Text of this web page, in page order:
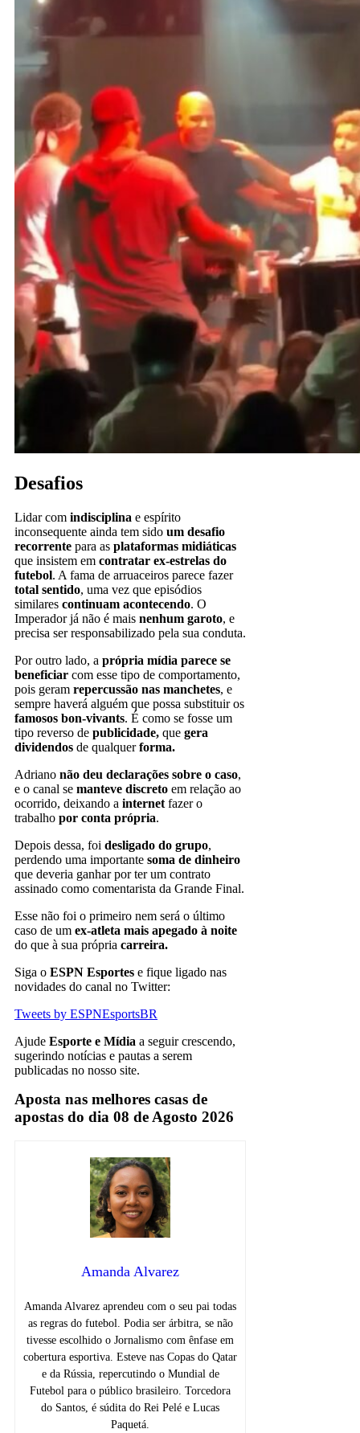
Desafios
Lidar com indisciplina e espírito
inconsequente ainda tem sido um desafio
recorrente para as plataformas midiáticas
que insistem em contratar ex-estrelas do
futebol. A fama de arruaceiros parece fazer
total sentido, uma vez que episódios
similares continuam acontecendo. O
Imperador já não é mais nenhum garoto, e
precisa ser responsabilizado pela sua conduta.
Por outro lado, a própria mídia parece se
beneficiar com esse tipo de comportamento,
pois geram repercussão nas manchetes, e
sempre haverá alguém que possa substituir os
famosos bon-vivants. É como se fosse um
tipo reverso de publicidade, que gera
dividendos de qualquerforma.
Adriano não deu declarações sobre o caso,
e o canal se manteve discreto em relação ao
ocorrido, deixando a internet fazer o
trabalho por conta própria.
Depois dessa, foi desligado do grupo,
perdendo uma importante soma de dinheiro
que deveria ganhar por ter um contrato
assinado como comentarista da Grande Final.
Esse não foi o primeiro nem será o último
caso de um ex-atleta mais apegado à noite
do que à sua própria carreira.
Siga o ESPN Esportes e fique ligado nas
novidades do canal no Twitter:
Tweets by ESPNEsportsBR
Ajude Esporte e Mídia a seguir crescendo,
sugerindo notícias e pautas a serem
publicadas no nosso site.
Aposta nas melhores casas de
apostas do dia 08 de Agosto 2026
Amanda Alvarez
Amanda Alvarez aprendeu com o seu pai todas
as regras do futebol. Podia ser árbitra, se não
tivesse escolhido o Jornalismo com ênfase em
cobertura esportiva. Esteve nas Copas do Qatar
e da Rússia, repercutindo o Mundial de
Futebol para o público brasileiro. Torcedora
do Santos, é súdita do Rei Pelé e Lucas
Paquetá.